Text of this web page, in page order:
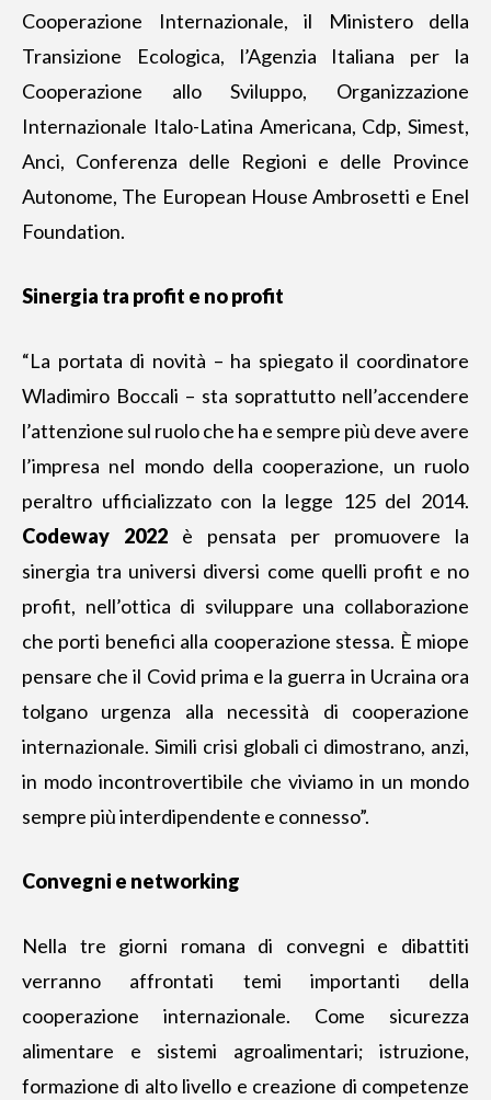
Cooperazione Internazionale, il Ministero della
Transizione Ecologica, l’Agenzia Italiana per la
Cooperazione allo Sviluppo, Organizzazione
Internazionale Italo-Latina Americana, Cdp, Simest,
Anci, Conferenza delle Regioni e delle Province
Autonome, The European House Ambrosetti e Enel
Foundation.
Sinergia tra profit e no profit
“La portata di novità – ha spiegato il coordinatore
Wladimiro Boccali – sta soprattutto nell’accendere
l’attenzione sul ruolo che ha e sempre più deve avere
l’impresa nel mondo della cooperazione, un ruolo
peraltro ufficializzato con la legge 125 del 2014.
Codeway 2022 è pensata per promuovere la
sinergia tra universi diversi come quelli profit e no
profit, nell’ottica di sviluppare una collaborazione
che porti benefici alla cooperazione stessa. È miope
pensare che il Covid prima e la guerra in Ucraina ora
tolgano urgenza alla necessità di cooperazione
internazionale. Simili crisi globali ci dimostrano, anzi,
in modo incontrovertibile che viviamo in un mondo
sempre più interdipendente e connesso”.
Convegni e networking
Nella tre giorni romana di convegni e dibattiti
verranno affrontati temi importanti della
cooperazione internazionale. Come sicurezza
alimentare e sistemi agroalimentari; istruzione,
formazione di alto livello e creazione di competenze